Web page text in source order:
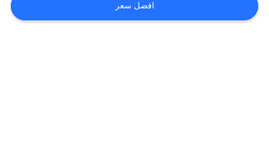
خريطة
افضل سعر